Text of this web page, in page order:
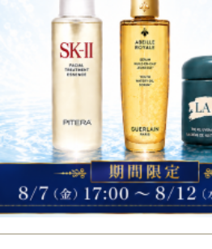
込）
>B.A ウォッシ
9g
洗顔フ
カート